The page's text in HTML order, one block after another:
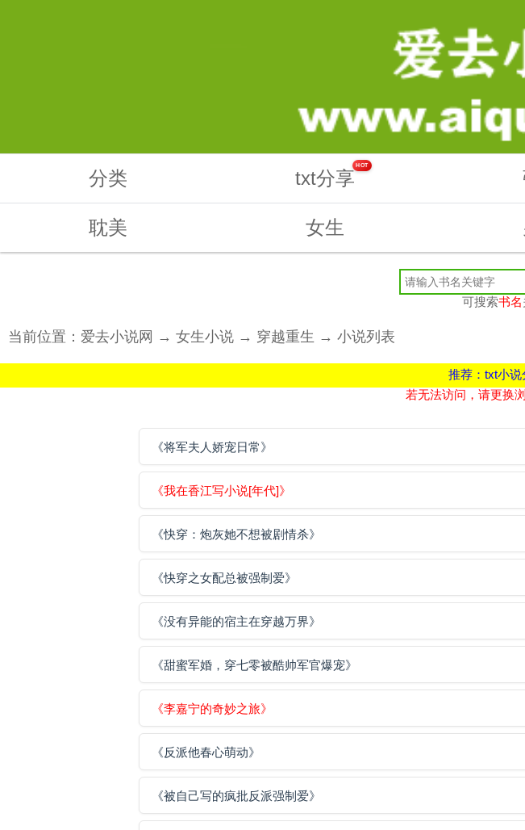
分类 txt分享
HOT
耽美 女生
可搜索书名
当前位置： 爱去小说网 → 女生小说 → 穿越重生 → 小说列表
推荐：txt小
若无法访问，请更换
《将军夫人娇宠日常》
《我在香江写小说[年代]》
《快穿：炮灰她不想被剧情杀》
《快穿之女配总被强制爱》
《没有异能的宿主在穿越万界》
《甜蜜军婚，穿七零被酷帅军官爆宠》
《李嘉宁的奇妙之旅》
《反派他春心萌动》
《被自己写的疯批反派强制爱》